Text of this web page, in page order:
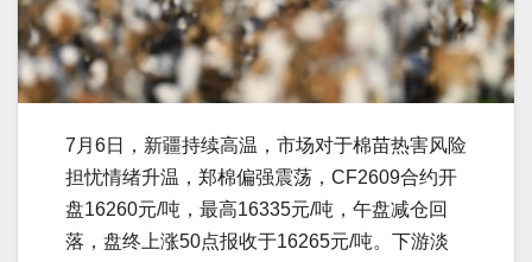
7月6日，新疆持续高温，市场对于棉苗热害风险
担忧情绪升温，郑棉偏强震荡，CF2609合约开
盘16260元/吨，最高16335元/吨，午盘减仓回
落，盘终上涨50点报收于16265元/吨。下游淡